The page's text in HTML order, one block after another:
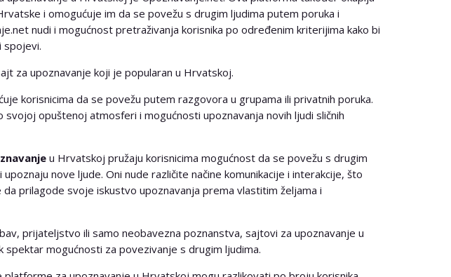
i omogućuje im da se povežu s drugim ljudima putem poruka i
nudi i mogućnost pretraživanja korisnika po određenim kriterijima kako bi
spojevi.
za upoznavanje koji je popularan u Hrvatskoj.
korisnicima da se povežu putem razgovora u grupama ili privatnih poruka.
svojoj opuštenoj atmosferi i mogućnosti upoznavanja novih ljudi sličnih
u Hrvatskoj pružaju korisnicima mogućnost da se povežu s drugim
nove ljude. Oni nude različite načine komunikacije i interakcije, što
da prilagode svoje iskustvo upoznavanja prema vlastitim željama i
prijateljstvo ili samo neobavezna poznanstva, sajtovi za upoznavanje u
spektar mogućnosti za povezivanje s drugim ljudima.